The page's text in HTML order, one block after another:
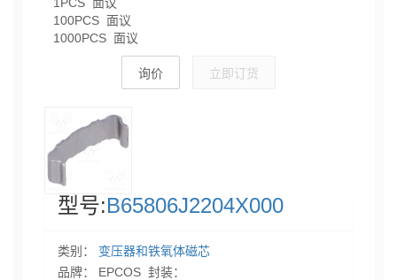
100PCS 面议
1000PCS 面议
询价 立即订货
型号:B65806J2204X000
类别： 变压器和铁氧体磁芯
品牌： EPCOS 封装：